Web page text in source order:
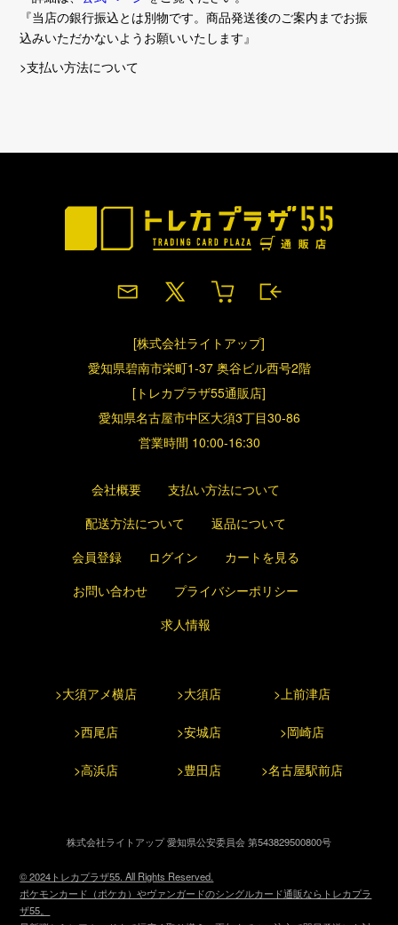
『当店の銀行振込とは別物です。商品発送後のご案内までお振
込みいただかないようお願いいたします』
>支払い方法について
[株式会社ライトアップ]
愛知県碧南市栄町1-37 奥谷ビル西号2階
[トレカプラザ55通販店]
愛知県名古屋市中区大須3丁目30-86
営業時間 10:00-16:30
会社概要
支払い方法について
配送方法について
返品について
会員登録
ログイン
カートを見る
お問い合わせ
プライバシーポリシー
求人情報
>大須アメ横店 >大須店 >上前津店
>西尾店 >安城店 >岡崎店
>高浜店 >豊田店 >名古屋駅前店
株式会社ライトアップ 愛知県公安委員会 第543829500800号
© 2024トレカプラザ55. All Rights Reserved.
ポケモンカード（ポケカ）やヴァンガードのシングルカード通販ならトレカプラ
ザ55。